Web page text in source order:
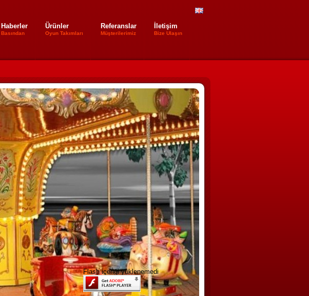
Haberler
Basından
Ürünler
Oyun Takımları
Referanslar
Müşterilerimiz
İletişim
Bize Ulaşın
Flash içeriği yüklenemedi